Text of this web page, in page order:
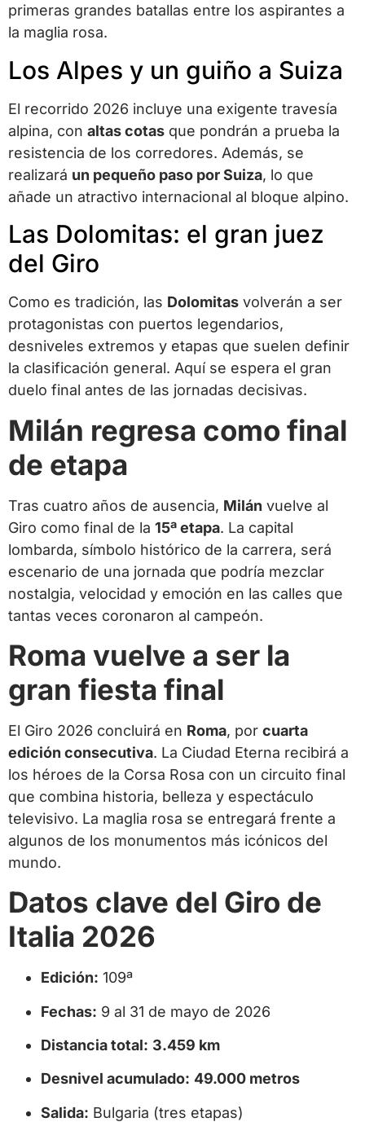
primeras grandes batallas entre los aspirantes a
la maglia rosa.
Los Alpes y un guiño a Suiza
El recorrido 2026 incluye una exigente travesía
alpina, con altas cotas que pondrán a prueba la
resistencia de los corredores. Además, se
realizará un pequeño paso por Suiza, lo que
añade un atractivo internacional al bloque alpino.
Las Dolomitas: el gran juez
del Giro
Como es tradición, las Dolomitas volverán a ser
protagonistas con puertos legendarios,
desniveles extremos y etapas que suelen definir
la clasificación general. Aquí se espera el gran
duelo final antes de las jornadas decisivas.
Milán regresa como final
de etapa
Tras cuatro años de ausencia, Milán vuelve al
Giro como final de la 15ª etapa. La capital
lombarda, símbolo histórico de la carrera, será
escenario de una jornada que podría mezclar
nostalgia, velocidad y emoción en las calles que
tantas veces coronaron al campeón.
Roma vuelve a ser la
gran fiesta final
El Giro 2026 concluirá en Roma, por cuarta
edición consecutiva. La Ciudad Eterna recibirá a
los héroes de la Corsa Rosa con un circuito final
que combina historia, belleza y espectáculo
televisivo. La maglia rosa se entregará frente a
algunos de los monumentos más icónicos del
mundo.
Datos clave del Giro de
Italia 2026
Edición: 109ª
Fechas: 9 al 31 de mayo de 2026
Distancia total: 3.459 km
Desnivel acumulado: 49.000 metros
Salida: Bulgaria (tres etapas)